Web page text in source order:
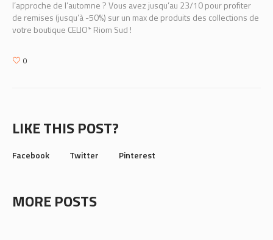
l’approche de l’automne ? Vous avez jusqu’au 23/10 pour profiter
de remises (jusqu’à -50%) sur un max de produits des collections de
votre boutique CELIO* Riom Sud !
0
LIKE THIS POST?
Facebook Twitter Pinterest
MORE POSTS